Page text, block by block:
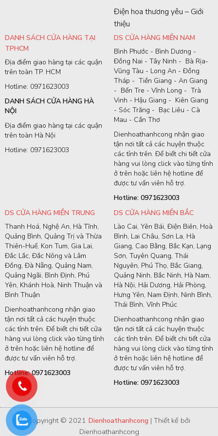
Điện hoa thương yêu – Giới
thiệu
DANH SÁCH CỬA HÀNG TẠI
TPHCM
Địa điểm giao hàng tại các quận
trên toàn TP. HCM
Hotline: 0971623003
DANH SÁCH CỬA HÀNG HÀ
NỘI
Địa điểm giao hàng tại các quận
trên toàn Hà Nội
Hotline: 0971623003
DS CỬA HÀNG MIỀN NAM
Bình Phước - Bình Dương -
Đồng Nai - Tây Ninh - Bà Rịa-
Vũng Tàu - Long An - Đồng
Tháp - Tiền Giang - An Giang
- Bến Tre - Vĩnh Long - Trà
Vinh - Hậu Giang - Kiên Giang
- Sóc Trăng - Bạc Liêu - Cà
Mau - Cần Thơ
Dienhoathanhcong nhận giao
tận nơi tất cả các huyện thuộc
các tỉnh trên. Để biết chi tiết cửa
hàng vui lòng click vào từng tỉnh
ở trên hoặc liên hệ hotline để
được tư vấn viên hỗ trợ.
Hotline: 0971623003
DS CỬA HÀNG MIỀN TRUNG
Thanh Hoá, Nghệ An, Hà Tĩnh,
Quảng Bình, Quảng Trị và Thừa
Thiên-Huế, Kon Tum, Gia Lai,
Đắc Lắc, Đắc Nông và Lâm
Đồng, Đà Nẵng, Quảng Nam,
Quảng Ngãi, Bình Định, Phú
Yên, Khánh Hoà, Ninh Thuận và
Bình Thuận
Dienhoathanhcong nhận giao
tận nơi tất cả các huyện thuộc
các tỉnh trên. Để biết chi tiết cửa
hàng vui lòng click vào từng tỉnh
ở trên hoặc liên hệ hotline để
được tư vấn viên hỗ trợ.
Hotline: 0971623003
DS CỬA HÀNG MIỀN BẮC
Lào Cai, Yên Bái, Điện Biên, Hoà
Bình, Lai Châu, Sơn La, Hà
Giang, Cao Bằng, Bắc Kạn, Lạng
Sơn, Tuyên Quang, Thái
Nguyên, Phú Thọ, Bắc Giang,
Quảng Ninh, Bắc Ninh, Hà Nam,
Hà Nội, Hải Dương, Hải Phòng,
Hưng Yên, Nam Định, Ninh Bình,
Thái Bình, Vĩnh Phúc
Dienhoathanhcong nhận giao
tận nơi tất cả các huyện thuộc
các tỉnh trên. Để biết chi tiết cửa
hàng vui lòng click vào từng tỉnh
ở trên hoặc liên hệ hotline để
được tư vấn viên hỗ trợ.
Hotline: 0971623003
Copyright © 2021 Dienhoathanhcong | Thiết kế bởi
Dienhoathanhcong